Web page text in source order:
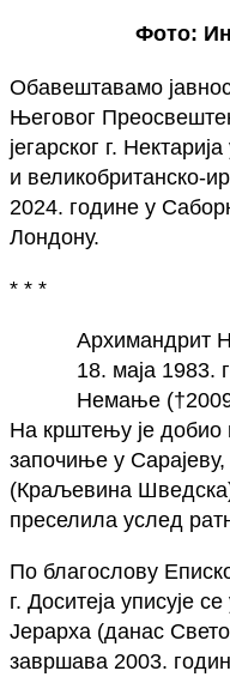
Фото:
Обавештавамо
Његовог
јегарског г.
и великобританско-
2024. године у
Лондону.
* * *
Архимандрит
18. маја 1983.
Немање
На крштењу је
започиње у
(Краљевина
преселила услед
По благослову
г. Доситеја уписује
Јерарха (данас
завршава 2003.